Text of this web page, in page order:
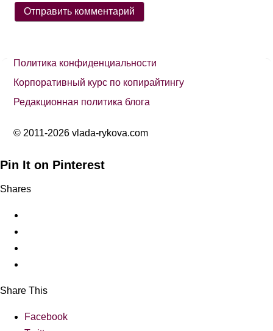
Политика конфиденциальности
Корпоративный курс по копирайтингу
Редакционная политика блога
© 2011-2026 vlada-rykova.com
Pin It on Pinterest
Shares
Share This
Facebook